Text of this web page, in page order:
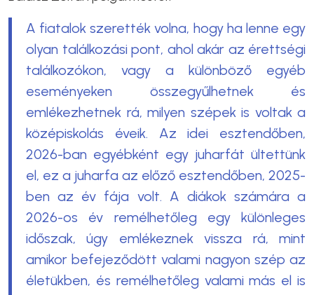
A fiatalok szerették volna, hogy ha lenne egy
olyan találkozási pont, ahol akár az érettségi
találkozókon, vagy a különböző egyéb
eseményeken összegyűlhetnek és
emlékezhetnek rá, milyen szépek is voltak a
középiskolás éveik. Az idei esztendőben,
2026-ban egyébként egy juharfát ültettünk
el, ez a juharfa az előző esztendőben, 2025-
ben az év fája volt. A diákok számára a
2026-os év remélhetőleg egy különleges
időszak, úgy emlékeznek vissza rá, mint
amikor befejeződött valami nagyon szép az
életükben, és remélhetőleg valami más el is